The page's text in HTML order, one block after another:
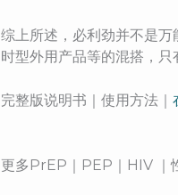
综上所述，必利劲并不是
时型外用产品等的混搭，只
完整版说明书｜使用方法｜
更多PrEP｜PEP｜HIV ｜